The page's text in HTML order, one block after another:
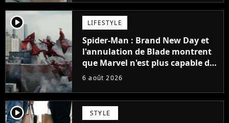
player2 LIFESTYLE
Spider-Man : Brand New Day et
l'annulation de Blade montrent
que Marvel n'est plus capable de
faire quoi que ce soit de simple
6 août 2026
player2 STYLE